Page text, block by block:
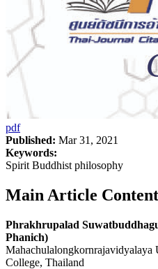
pdf
Published: Mar 31, 2021
Keywords:
Spirit Buddhist philosophy
Main Article Content
Phrakhrupalad
Phanich)
Mahachulalongkornrajavidyalaya
College, Thailand